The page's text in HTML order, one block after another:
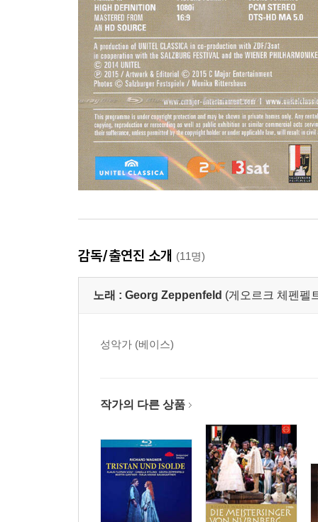
감독/출연진 소개 (11명)
노래 : Georg Zeppenfeld (게오르크 체펜펠
성악가 (베이스)
작가의 다른 상품